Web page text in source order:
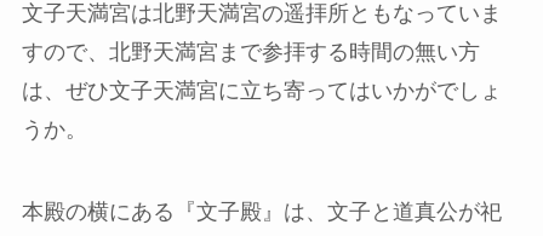
文子天満宮は北野天満宮の遥拝所ともなっていま
すので、北野天満宮まで参拝する時間の無い方
は、ぜひ文子天満宮に立ち寄ってはいかがでしょ
うか。
本殿の横にある『文子殿』は、文子と道真公が祀